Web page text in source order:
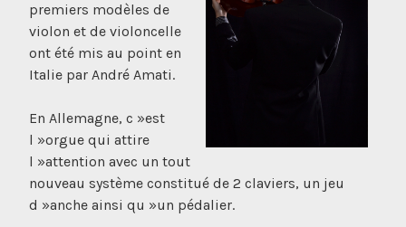
premiers modèles de
violon et de violoncelle
ont été mis au point en
Italie par André Amati.
En Allemagne, c »est
l »orgue qui attire
l »attention avec un tout
nouveau système constitué de 2 claviers, un jeu
d »anche ainsi qu »un pédalier.